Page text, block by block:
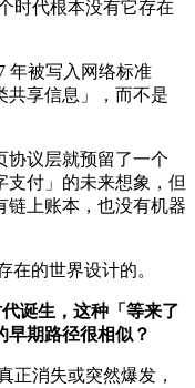
时代根本没有它存在
年被写入网络标准
共享信息」，而不是
协议层就预留了一个
支付」的未来想象，但
链上账本，也没有机器
在的世界设计的。
诞生，这种「等来了
早期路径很相似？
正消失或突然爆发，